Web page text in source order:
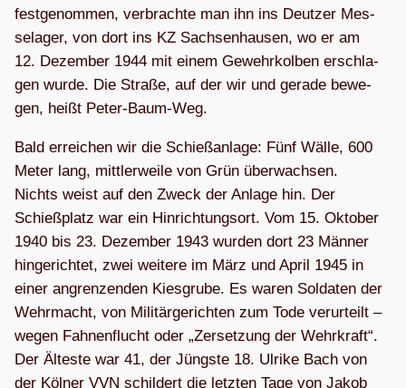
fest­ge­nom­men, ver­brachte man ihn ins Deut­zer Mes­
se­la­ger, von dort ins KZ Sach­sen­hau­sen, wo er am
12. Dezem­ber 1944 mit einem Gewehr­kol­ben erschla­
gen wurde. Die Straße, auf der wir und gerade bewe­
gen, heißt Peter-Baum-Weg.
Bald errei­chen wir die Schieß­an­lage: Fünf Wälle, 600
Meter lang, mitt­ler­weile von Grün über­wach­sen.
Nichts weist auf den Zweck der Anlage hin. Der
Schieß­platz war ein Hin­rich­tungs­ort. Vom 15. Okto­ber
1940 bis 23. Dezem­ber 1943 wur­den dort 23 Män­ner
hin­ge­rich­tet, zwei wei­tere im März und April 1945 in
einer angren­zen­den Kies­grube. Es waren Sol­da­ten der
Wehr­macht, von Mili­tär­ge­rich­ten zum Tode ver­ur­teilt –
wegen Fah­nen­flucht oder „Zer­set­zung der Wehr­kraft“.
Der Älteste war 41, der Jüngste 18. Ulrike Bach von
der Köl­ner VVN schil­dert die letz­ten Tage von Jakob